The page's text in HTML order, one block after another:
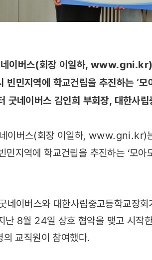
이버스(회장 이일하, www.gni.kr
빈민지역에 학교건립을 추진하는 ‘
굿네이버스 김인희 부회장, 대한사
이버스(회장 이일하, www.gni.kr)
민지역에 학교건립을 추진하는 ‘모
네이버스와 대한사립중고등학교장
난 8월 24일 상호 협약을 맺고 시
교직원이 참여했다.